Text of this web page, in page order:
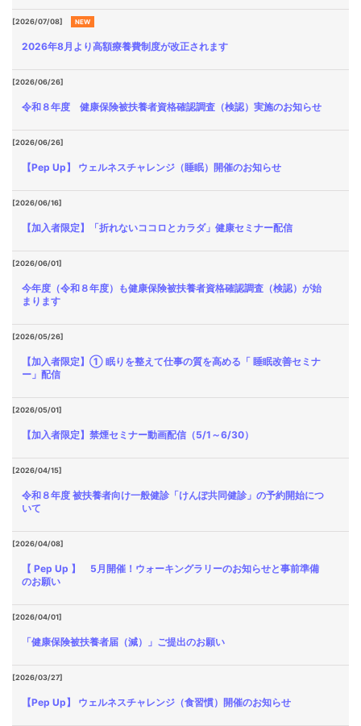
[2026/07/08] NEW
2026年8月より高額療養費制度が改正されます
[2026/06/26]
令和８年度 健康保険被扶養者資格確認調査（検認）実施のお知らせ
[2026/06/26]
【Pep Up】 ウェルネスチャレンジ（睡眠）開催のお知らせ
[2026/06/16]
【加入者限定】「折れないココロとカラダ」健康セミナー配信
[2026/06/01]
今年度（令和８年度）も健康保険被扶養者資格確認調査（検認）が始
まります
[2026/05/26]
【加入者限定】① 眠りを整えて仕事の質を高める「 睡眠改善セミナ
ー」配信
[2026/05/01]
【加入者限定】禁煙セミナー動画配信（5/1～6/30）
[2026/04/15]
令和８年度 被扶養者向け一般健診「けんぽ共同健診」の予約開始につ
いて
[2026/04/08]
【 Pep Up 】 5月開催！ウォーキングラリーのお知らせと事前準備
のお願い
[2026/04/01]
「健康保険被扶養者届（減）」ご提出のお願い
[2026/03/27]
【Pep Up】 ウェルネスチャレンジ（食習慣）開催のお知らせ